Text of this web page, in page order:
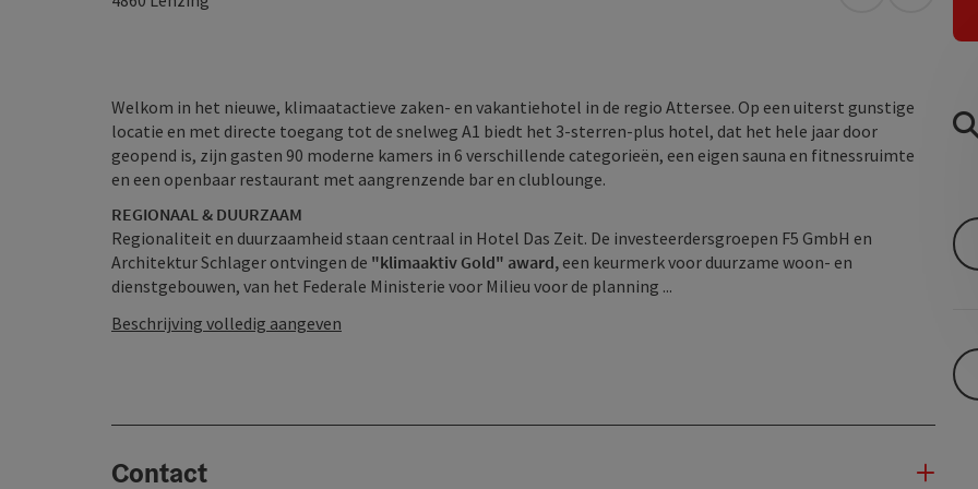
Welkom in het nieuwe, klimaatactieve zaken- en vakantiehotel in de regio Attersee. Op een uiterst gunstige
locatie en met directe toegang tot de snelweg A1 biedt het 3-sterren-plus hotel, dat het hele jaar door
geopend is, zijn gasten 90 moderne kamers in 6 verschillende categorieën, een eigen sauna en fitnessruimte
en een openbaar restaurant met aangrenzende bar en clublounge.
REGIONAAL & DUURZAAM
Regionaliteit en duurzaamheid staan centraal in Hotel Das Zeit. De investeerdersgroepen F5 GmbH en
Architektur Schlager ontvingen de "klimaaktiv Gold" award, een keurmerk voor duurzame woon- en
dienstgebouwen, van het Federale Ministerie voor Milieu voor de planning ...
Beschrijving volledig aangeven
Contact